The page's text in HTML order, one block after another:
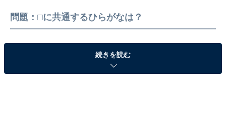
問題：□に共通するひらがなは？
続きを読む